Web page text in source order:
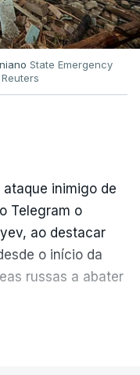
State Emergency
inimigo de
Telegram o
ao destacar
o início da
russas a abater